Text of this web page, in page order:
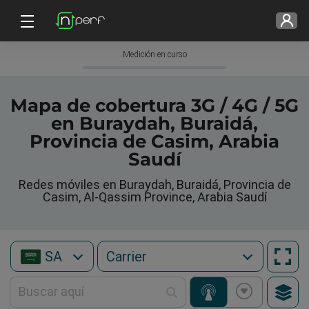
Medición en curso
Mapa de cobertura 3G / 4G / 5G
en Buraydah, Buraidá,
Provincia de Casim, Arabia
Saudí
Redes móviles en Buraydah, Buraidá, Provincia de
Casim, Al-Qassim Province, Arabia Saudí
SA